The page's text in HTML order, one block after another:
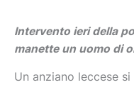
Intervento ieri della
manette un uomo di
Un anziano leccese